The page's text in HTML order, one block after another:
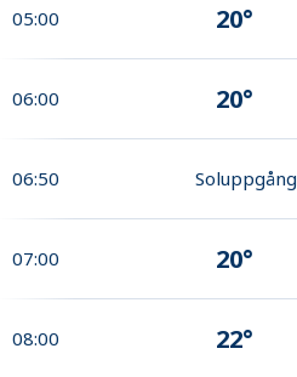
05:00 20°
06:00 20°
06:50 Soluppgång
07:00 20°
08:00 22°